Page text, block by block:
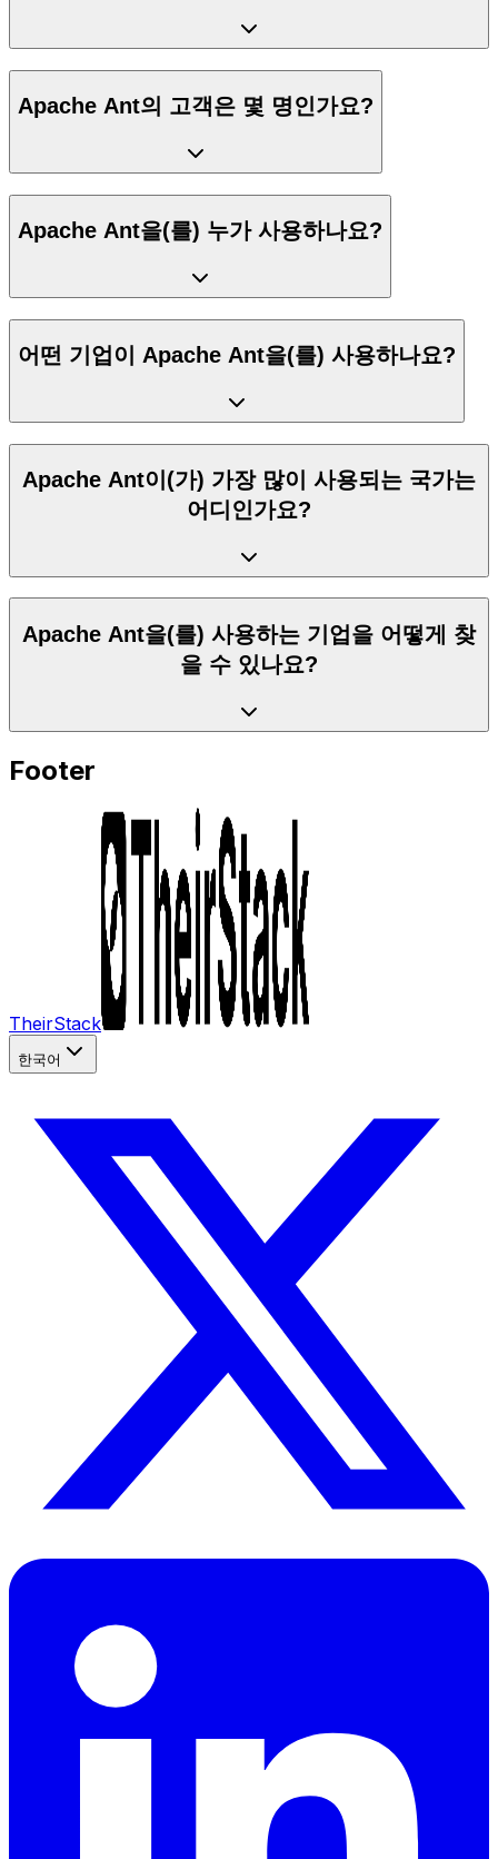
Apache Ant의 고객은 몇 명인가요?
Apache Ant을(를) 누가 사용하나요?
어떤 기업이 Apache Ant을(를) 사용하나요?
Apache Ant이(가) 가장 많이 사용되는 국가는
어디인가요?
Apache Ant을(를) 사용하는 기업을 어떻게 찾
을 수 있나요?
Footer
TheirStack
한국어